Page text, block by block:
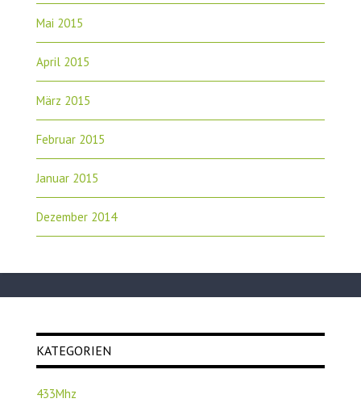
Mai 2015
April 2015
März 2015
Februar 2015
Januar 2015
Dezember 2014
KATEGORIEN
433Mhz